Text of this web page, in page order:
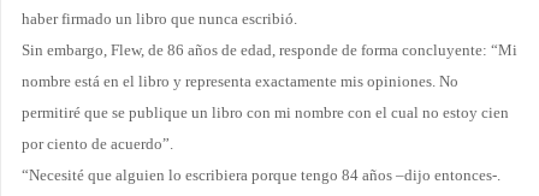
haber firmado un libro que nunca escribió.
Sin embargo, Flew, de 86 años de edad, responde de forma concluyente: “Mi
nombre está en el libro y representa exactamente mis opiniones. No
permitiré que se publique un libro con mi nombre con el cual no estoy cien
por ciento de acuerdo”.
“Necesité que alguien lo escribiera porque tengo 84 años –dijo entonces-.